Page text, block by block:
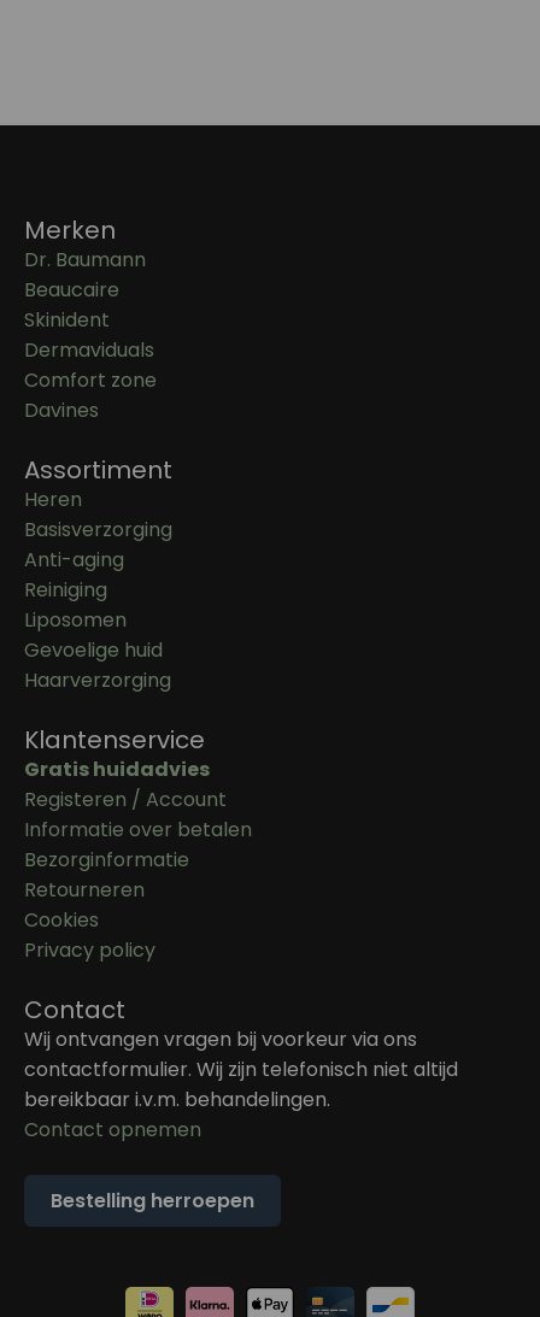
Merken
Dr. Baumann
Beaucaire
Skinident
Dermaviduals
Comfort zone
Davines
Assortiment
Heren
Basisverzorging
Anti-aging
Reiniging
Liposomen
Gevoelige huid
Haarverzorging
Klantenservice
Gratis huidadvies
Registeren / Account
Informatie over betalen
Bezorginformatie
Retourneren
Cookies
Privacy policy
Contact
Wij ontvangen vragen bij voorkeur via ons
contactformulier. Wij zijn telefonisch niet altijd
bereikbaar i.v.m. behandelingen.
Contact opnemen
Bestelling herroepen